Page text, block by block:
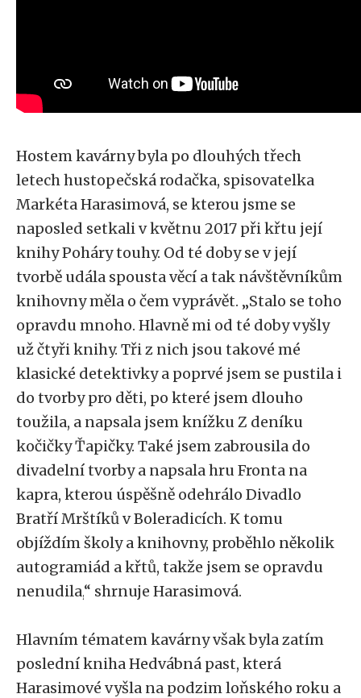
Hostem kavárny byla po dlouhých třech
letech hustopečská rodačka, spisovatelka
Markéta Harasimová, se kterou jsme se
naposled setkali v květnu 2017 při křtu její
knihy Poháry touhy. Od té doby se v její
tvorbě udála spousta věcí a tak návštěvníkům
knihovny měla o čem vyprávět. „Stalo se toho
opravdu mnoho. Hlavně mi od té doby vyšly
už čtyři knihy. Tři z nich jsou takové mé
klasické detektivky a poprvé jsem se pustila i
do tvorby pro děti, po které jsem dlouho
toužila, a napsala jsem knížku Z deníku
kočičky Ťapičky. Také jsem zabrousila do
divadelní tvorby a napsala hru Fronta na
kapra, kterou úspěšně odehrálo Divadlo
Bratří Mrštíků v Boleradicích. K tomu
objíždím školy a knihovny, proběhlo několik
autogramiád a křtů, takže jsem se opravdu
nenudila,“ shrnuje Harasimová.
Hlavním tématem kavárny však byla zatím
poslední kniha Hedvábná past, která
Harasimové vyšla na podzim loňského roku a